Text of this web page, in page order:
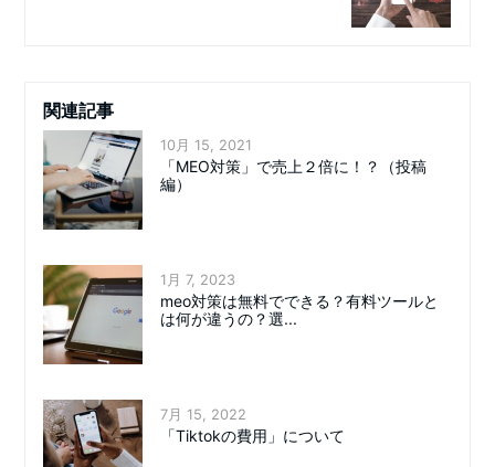
関連記事
10月 15, 2021
「MEO対策」で売上２倍に！？（投稿
編）
1月 7, 2023
meo対策は無料でできる？有料ツールと
は何が違うの？選...
7月 15, 2022
「Tiktokの費用」について